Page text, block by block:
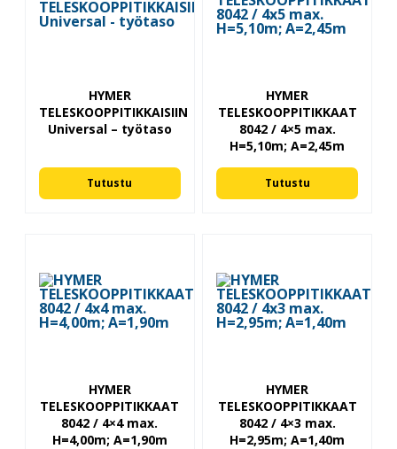
HYMER
TELESKOOPPITIKKAISIIN
Universal – työtaso
Tutustu
HYMER
TELESKOOPPITIKKAAT
8042 / 4×5 max.
H=5,10m; A=2,45m
Tutustu
HYMER
TELESKOOPPITIKKAAT
8042 / 4×4 max.
H=4,00m; A=1,90m
HYMER
TELESKOOPPITIKKAAT
8042 / 4×3 max.
H=2,95m; A=1,40m